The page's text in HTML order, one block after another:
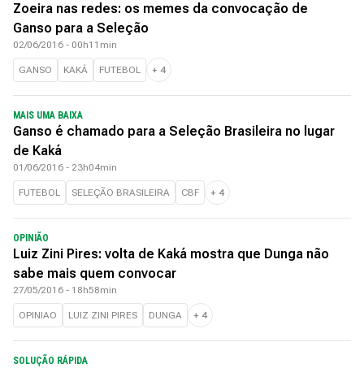
Zoeira nas redes: os memes da convocação de
Ganso para a Seleção
02/06/2016 - 00h11min
GANSO KAKÁ FUTEBOL + 4
MAIS UMA BAIXA
Ganso é chamado para a Seleção Brasileira no lugar
de Kaká
01/06/2016 - 23h04min
FUTEBOL SELEÇÃO BRASILEIRA CBF + 4
OPINIÃO
Luiz Zini Pires: volta de Kaká mostra que Dunga não
sabe mais quem convocar
27/05/2016 - 18h58min
OPINIAO LUIZ ZINI PIRES DUNGA + 4
SOLUÇÃO RÁPIDA